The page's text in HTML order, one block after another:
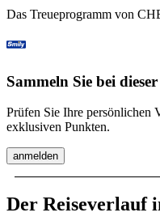
Das Treueprogramm von
Sammeln Sie bei
Prüfen Sie Ihre persönlichen
exklusiven Punkten.
anmelden
Der Reiseverlauf